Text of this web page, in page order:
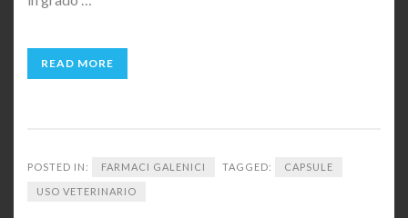
READ MORE
POSTED IN: FARMACI GALENICI TAGGED: CAPSULE
USO VETERINARIO